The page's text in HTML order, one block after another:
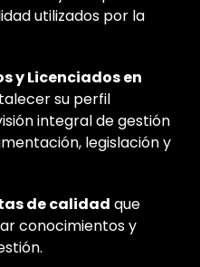
utilizados por la
y Licenciados en
su perfil
integral de gestión
legislación y
de calidad que
conocimientos y